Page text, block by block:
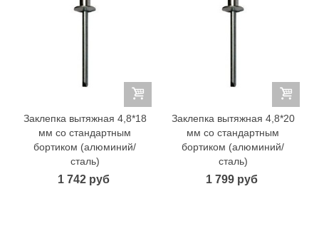
Заклепка вытяжная 4,8*18
мм со стандартным
бортиком (алюминий/
сталь)
1 742 руб
Заклепка вытяжная 4,8*20
мм со стандартным
бортиком (алюминий/
сталь)
1 799 руб